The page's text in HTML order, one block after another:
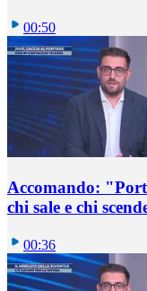
00:50
Accomando:
chi sale e chi
00:36